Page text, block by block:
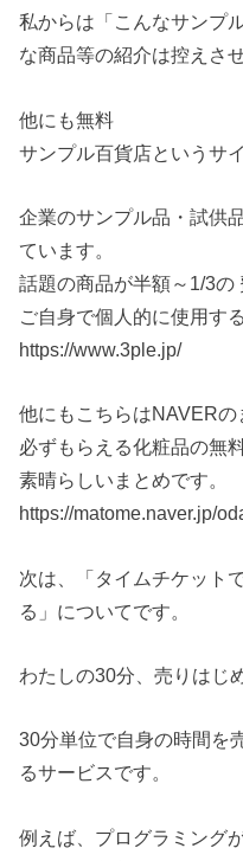
私からは「こんなサンプ
な商品等の紹介は控えさ
他にも無料
サンプル百貨店というサ
企業のサンプル品・試供
ています。
話題の商品が半額～1/3の
ご自身で個人的に使用す
https://www.3ple.jp/
他にもこちらはNAVERの
必ずもらえる化粧品の無
素晴らしいまとめです。
https://matome.naver.jp/
次は、「タイムチケット
る」についてです。
わたしの30分、売りはじ
30分単位で自身の時間を
るサービスです。
例えば、プログラミング